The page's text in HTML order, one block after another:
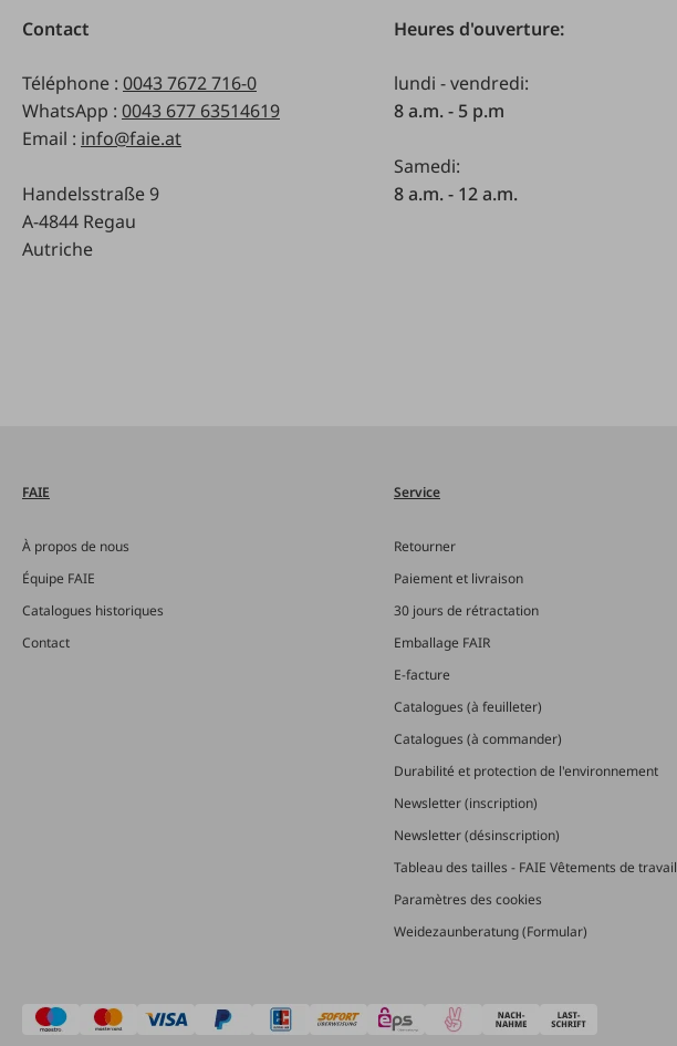
Contact
Téléphone : 0043 7672 716-0
WhatsApp : 0043 677 63514619
Email : info@faie.at
Handelsstraße 9
A-4844 Regau
Autriche
Heures d'ouverture:
lundi - vendredi:
8 a.m. - 5 p.m
Samedi:
8 a.m. - 12 a.m.
FAIE
À propos de nous
Équipe FAIE
Catalogues historiques
Contact
Service
Retourner
Paiement et livraison
30 jours de rétractation
Emballage FAIR
E-facture
Catalogues (à feuilleter)
Catalogues (à commander)
Durabilité et protection de l'environnement
Newsletter (inscription)
Newsletter (désinscription)
Tableau des tailles - FAIE Vêtements de travail
Paramètres des cookies
Weidezaunberatung (Formular)